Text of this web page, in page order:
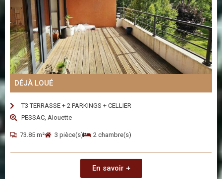
DÉJÀ LOUÉ
T3 TERRASSE + 2 PARKINGS + CELLIER
PESSAC, Alouette
73.85 m² 3 pièce(s) 2 chambre(s)
En savoir +